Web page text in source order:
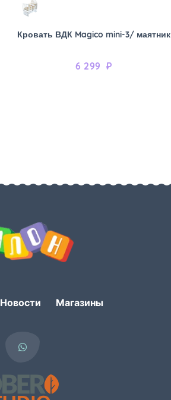
Кровать ВДК Magico mini-3/ маятник
6 299 ₽
Новости Магазины